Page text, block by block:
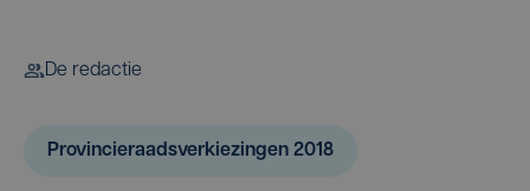
De redactie
Provincieraadsverkiezingen 2018